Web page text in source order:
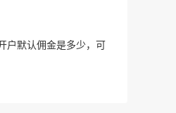
户默认佣金是多少，可